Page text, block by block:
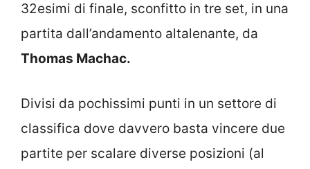
32esimi di finale, sconfitto in tre set, in una
partita dall’andamento altalenante, da
Thomas Machac.
Divisi da pochissimi punti in un settore di
classifica dove davvero basta vincere due
partite per scalare diverse posizioni (al